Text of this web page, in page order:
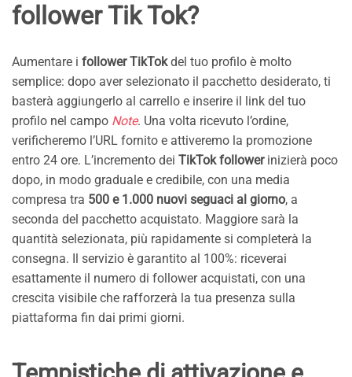
follower Tik Tok?
Aumentare i follower TikTokdel tuo profilo è molto
semplice: dopo aver selezionato il pacchetto desiderato, ti
basterà aggiungerlo al carrello e inserire il link del tuo
profilo nel campo Note. Una volta ricevuto l’ordine,
verificheremo l’URL fornito e attiveremo la promozione
entro 24 ore. L’incremento dei TikTok followerinizierà poco
dopo, in modo graduale e credibile, con una media
compresa tra 500 e 1.000 nuovi seguaci al giorno, a
seconda del pacchetto acquistato. Maggiore sarà la
quantità selezionata, più rapidamente si completerà la
consegna. Il servizio è garantito al 100%: riceverai
esattamente il numero di follower acquistati, con una
crescita visibile che rafforzerà la tua presenza sulla
piattaforma fin dai primi giorni.